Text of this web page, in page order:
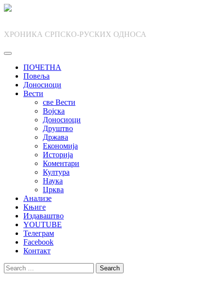
Skip
ХРОНИКА СРПСКО-РУСКИХ ОДНОСА
ПОЧЕТНА
Повеља
Доносиоци
Вести
све Вести
Војска
Доносиоци
Друштво
Држава
Економија
Историја
Коментари
Култура
Наука
Црква
Анализе
Књиге
Издаваштво
YOUTUBE
Телеграм
Facebook
Контакт
Search
for: